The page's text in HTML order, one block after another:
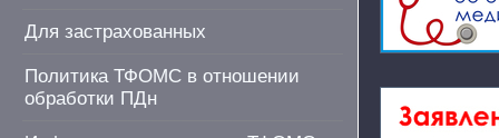
Для застрахованных
Политика ТФОМС в отношении
обработки ПДн